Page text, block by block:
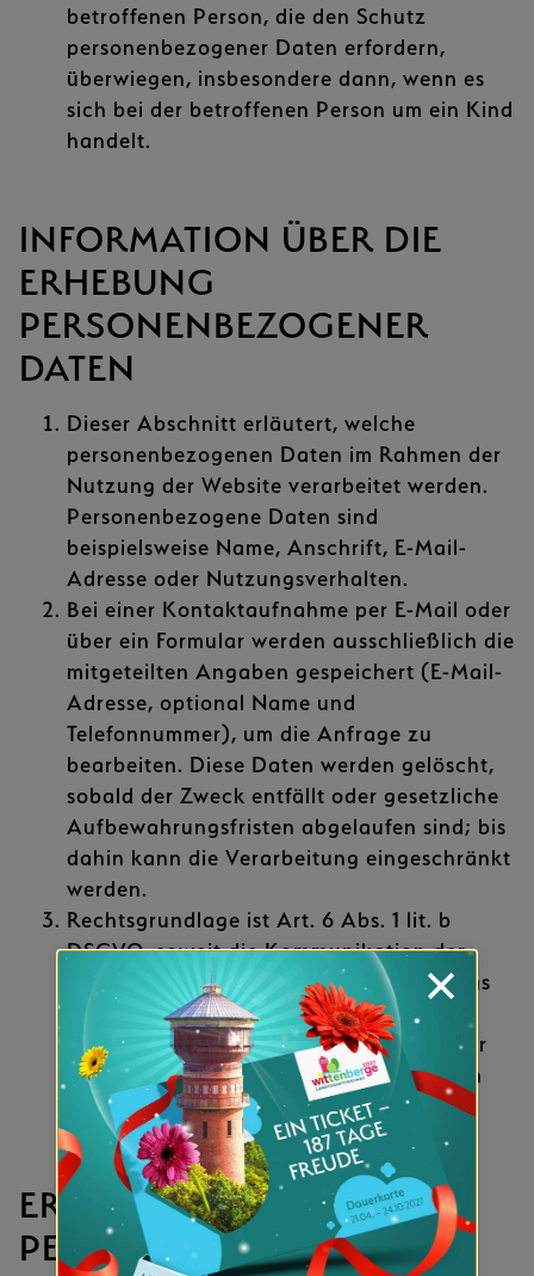
betroffenen Person, die den Schutz
personenbezogener Daten erfordern,
überwiegen, insbesondere dann, wenn es
sich bei der betroffenen Person um ein Kind
handelt.
INFORMATION ÜBER DIE
ERHEBUNG
PERSONENBEZOGENER
DATEN
Dieser Abschnitt erläutert, welche
personenbezogenen Daten im Rahmen der
Nutzung der Website verarbeitet werden.
Personenbezogene Daten sind
beispielsweise Name, Anschrift, E-Mail-
Adresse oder Nutzungsverhalten.
Bei einer Kontaktaufnahme per E-Mail oder
über ein Formular werden ausschließlich die
mitgeteilten Angaben gespeichert (E-Mail-
Adresse, optional Name und
Telefonnummer), um die Anfrage zu
bearbeiten. Diese Daten werden gelöscht,
sobald der Zweck entfällt oder gesetzliche
Aufbewahrungsfristen abgelaufen sind; bis
dahin kann die Verarbeitung eingeschränkt
werden.
Rechtsgrundlage ist Art. 6 Abs. 1 lit. b
DSGVO, soweit die Kommunikation der
Anbahnung oder Erfüllung eines Vertrags
dient, sowie Art. 6 Abs. 1 lit. f DSGVO,
sofern ein berechtigtes Interesse an einer
effizienten und sicheren Kommunikation
besteht.
ERHEBUNG
PERSONENBEZOGENER